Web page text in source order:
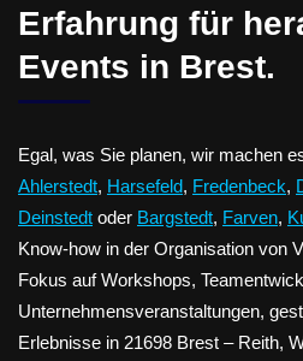
Erfahrung für
Events in Brest.
Egal, was Sie planen, wir machen
Ahlerstedt, Harsefeld, Fredenbeck,
Deinstedt oder Bargstedt, Farven,
Know-how in der Organisation von
Fokus auf Workshops,
Unternehmensveranstaltungen,
Erlebnisse in 21698 Brest – Reith,